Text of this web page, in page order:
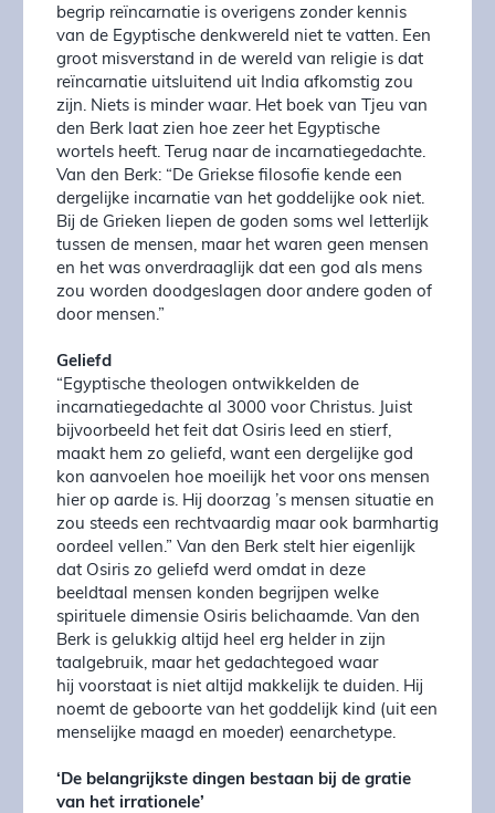
begrip reïncarnatie is overigens zonder kennis
van de Egyptische denkwereld niet te vatten. Een
groot misverstand in de wereld van religie is dat
reïncarnatie uitsluitend uit India afkomstig zou
zijn. Niets is minder waar. Het boek van Tjeu van
den Berk laat zien hoe zeer het Egyptische
wortels heeft. Terug naar de incarnatiegedachte.
Van den Berk: “De Griekse filosofie kende een
dergelijke incarnatie van het goddelijke ook niet.
Bij de Grieken liepen de goden soms wel letterlijk
tussen de mensen, maar het waren geen mensen
en het was onverdraaglijk dat een god als mens
zou worden doodgeslagen door andere goden of
door mensen.”
Geliefd
“Egyptische theologen ontwikkelden de
incarnatiegedachte al 3000 voor Christus. Juist
bijvoorbeeld het feit dat Osiris leed en stierf,
maakt hem zo geliefd, want een dergelijke god
kon aanvoelen hoe moeilijk het voor ons mensen
hier op aarde is. Hij doorzag ’s mensen situatie en
zou steeds een rechtvaardig maar ook barmhartig
oordeel vellen.” Van den Berk stelt hier eigenlijk
dat Osiris zo geliefd werd omdat in deze
beeldtaal mensen konden begrijpen welke
spirituele dimensie Osiris belichaamde. Van den
Berk is gelukkig altijd heel erg helder in zijn
taalgebruik, maar het gedachtegoed waar
hij voorstaat is niet altijd makkelijk te duiden. Hij
noemt de geboorte van het goddelijk kind (uit een
menselijke maagd en moeder) eenarchetype.
‘De belangrijkste dingen bestaan bij de gratie
van het irrationele’